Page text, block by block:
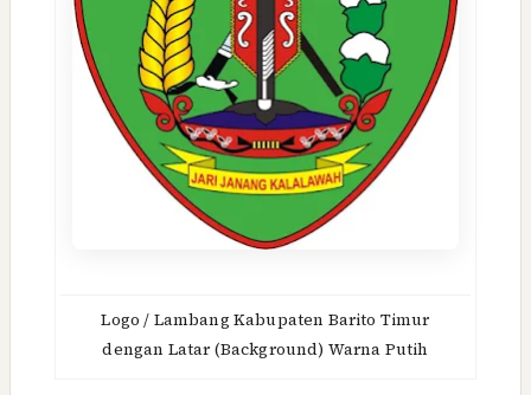
Logo / Lambang Kabupaten Barito Timur
dengan Latar (Background) Warna Putih